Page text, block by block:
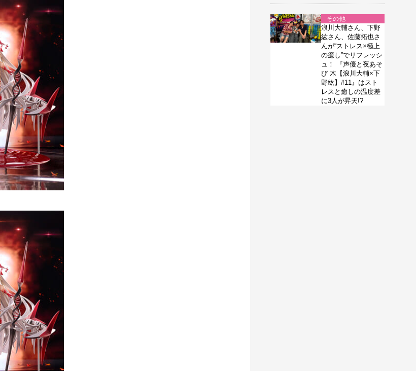
その他
浪川大輔さん、下野
紘さん、佐藤拓也さ
んが“ストレス×極上
の癒し”でリフレッシ
ュ！ 『声優と夜あそ
び 木【浪川大輔×下
野紘】#11』はスト
レスと癒しの温度差
に3人が昇天!?